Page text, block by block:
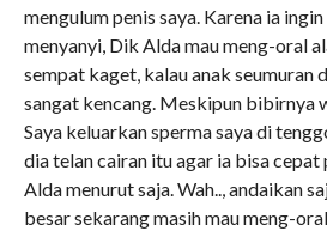
mengulum penis saya. Karena ia
menyanyi, Dik Alda mau meng-oral
sempat kaget, kalau anak seumuran
sangat kencang. Meskipun bibirnya
Saya keluarkan sperma saya di
dia telan cairan itu agar ia bisa
Alda menurut saja. Wah.., andaikan
besar sekarang masih mau meng-oral